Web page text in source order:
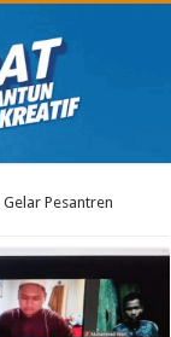
Pesantren